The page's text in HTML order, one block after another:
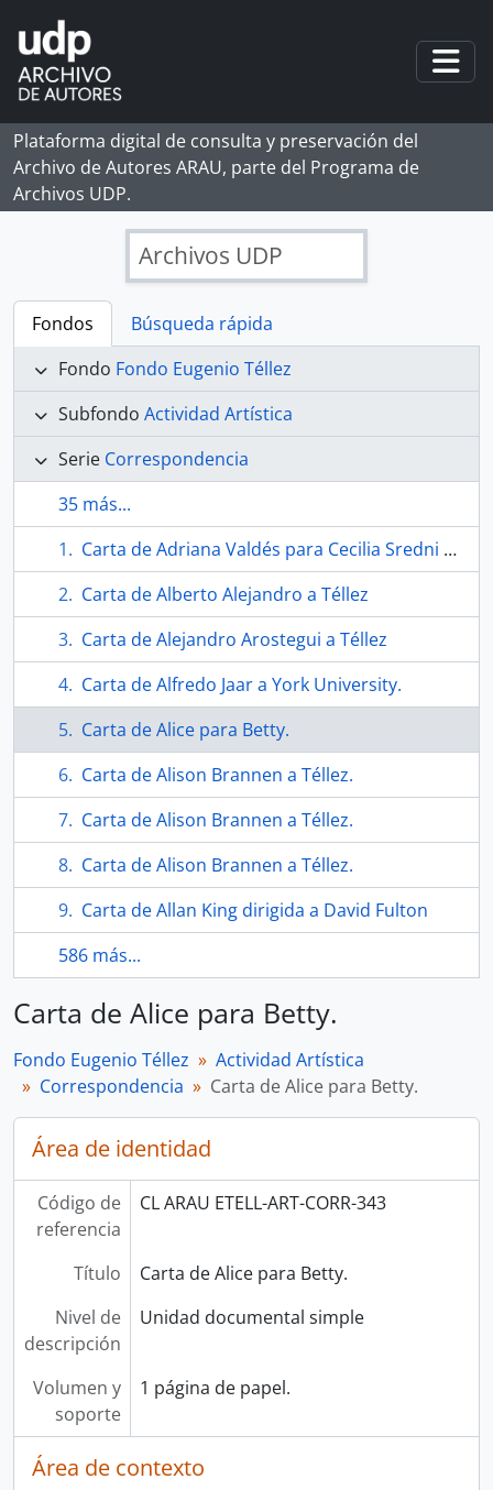
Skip to main content
Plataforma digital de consulta y preservación del
Archivo de Autores ARAU, parte del Programa de
Archivos UDP.
Archivos UDP
Fondos
Búsqueda rápida
Fondo Fondo Eugenio Téllez
Subfondo Actividad Artística
Serie Correspondencia
35 más...
Carta de Adriana Valdés para Cecilia Sredni de Birbragher.
Carta de Alberto Alejandro a Téllez
Carta de Alejandro Arostegui a Téllez
Carta de Alfredo Jaar a York University.
Carta de Alice para Betty.
Carta de Alison Brannen a Téllez.
Carta de Alison Brannen a Téllez.
Carta de Alison Brannen a Téllez.
Carta de Allan King dirigida a David Fulton
586 más...
Carta de Alice para Betty.
Fondo Eugenio Téllez
Actividad Artística
Correspondencia
Carta de Alice para Betty.
Área de identidad
Código de
referencia
CL ARAU ETELL-ART-CORR-343
Título
Carta de Alice para Betty.
Nivel de
descripción
Unidad documental simple
Volumen y
soporte
1 página de papel.
Área de contexto